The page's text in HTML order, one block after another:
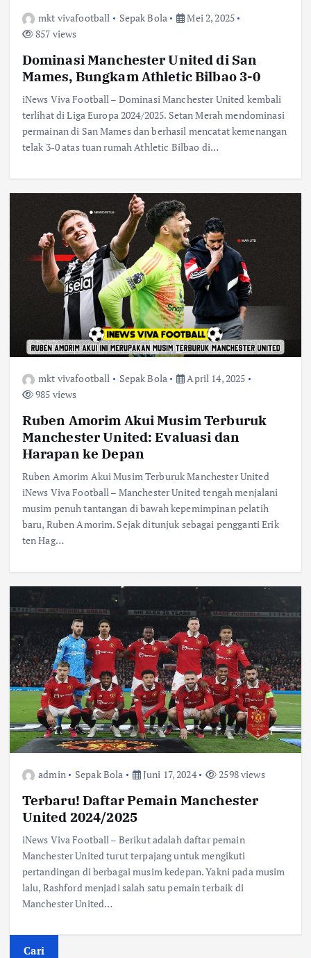
mkt vivafootball Sepak Bola
Mei 2, 2025
857 views
Dominasi Manchester United di San
Mames, Bungkam Athletic Bilbao 3-0
iNews Viva Football – Dominasi Manchester United kembali
terlihat di Liga Europa 2024/2025. Setan Merah mendominasi
permainan di San Mames dan berhasil mencatat kemenangan
telak 3-0 atas tuan rumah Athletic Bilbao di…
mkt vivafootball Sepak Bola
April 14, 2025
985 views
Ruben Amorim Akui Musim Terburuk
Manchester United: Evaluasi dan
Harapan ke Depan
Ruben Amorim Akui Musim Terburuk Manchester United
iNews Viva Football – Manchester United tengah menjalani
musim penuh tantangan di bawah kepemimpinan pelatih
baru, Ruben Amorim. Sejak ditunjuk sebagai pengganti Erik
ten Hag…
admin Sepak Bola Juni 17, 2024 2598 views
Terbaru! Daftar Pemain Manchester
United 2024/2025
iNews Viva Football – Berikut adalah daftar pemain
Manchester United turut terpajang untuk mengikuti
pertandingan di berbagai musim kedepan. Yakni pada musim
lalu, Rashford menjadi salah satu pemain terbaik di
Manchester United…
Cari